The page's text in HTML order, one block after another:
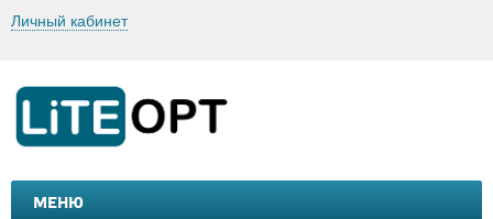
Личный кабинет
МЕНЮ
МАШИНКИ И МОТОЦИКЛЫ